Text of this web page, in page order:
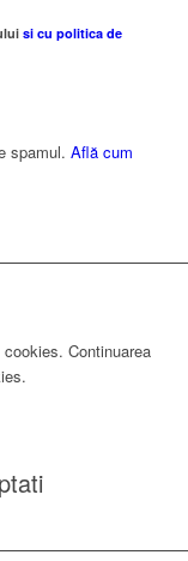
si cu politica de
spamul. Află cum
Continuarea